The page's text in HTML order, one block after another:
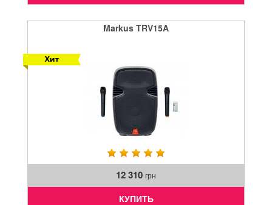
Markus TRV15A
12 310 грн
КУПИТЬ